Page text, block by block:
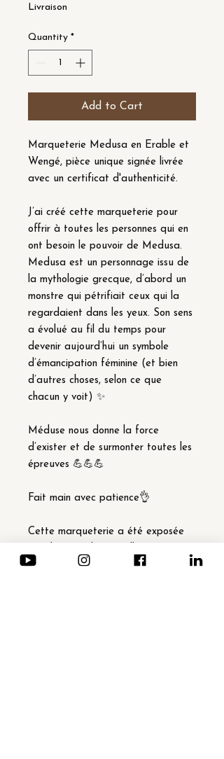
Livraison
Quantity *
Add to Cart
Marqueterie Medusa en Erable et
Wengé, pièce unique signée livrée
avec un certificat d'authenticité.
J’ai créé cette marqueterie pour
offrir à toutes les personnes qui en
ont besoin le pouvoir de Medusa.
Medusa est un personnage issu de
la mythologie grecque, d’abord un
monstre qui pétrifiait ceux qui la
regardaient dans les yeux. Son sens
a évolué au fil du temps pour
devenir aujourd’hui un symbole
d’émancipation féminine (et bien
d’autres choses, selon ce que
chacun y voit) ✨
Méduse nous donne la force
d’exister et de surmonter toutes les
épreuves 💪💪💪
Fait main avec patience👌
Cette marqueterie a été exposée